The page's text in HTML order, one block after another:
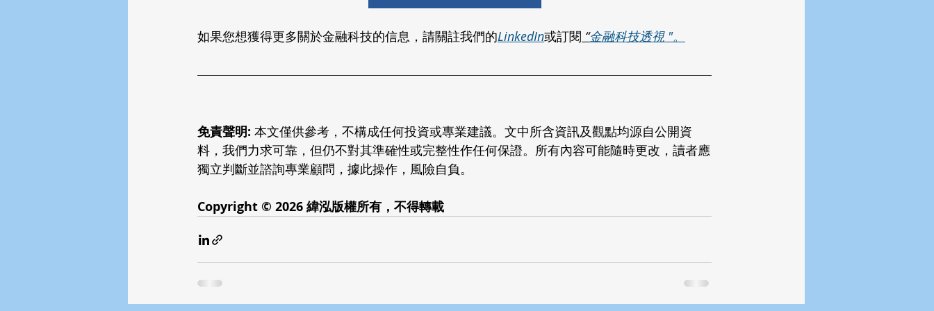
如果您想獲得更多關於金融科技的信息，請關註我們的LinkedIn或訂閱 “金融科技透視 "。
免責聲明: 本文僅供參考，不構成任何投資或專業建議。文中所含資訊及觀點均源自公開資
料，我們力求可靠，但仍不對其準確性或完整性作任何保證。所有內容可能隨時更改，讀者應
獨立判斷並諮詢專業顧問，據此操作，風險自負。
Copyright © 2026 緯泓版權所有，不得轉載